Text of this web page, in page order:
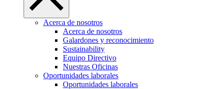
Acerca de nosotros
Acerca de nosotros
Galardones y reconocimiento
Sustainability
Equipo Directivo
Nuestras Oficinas
Oportunidades laborales
Oportunidades laborales